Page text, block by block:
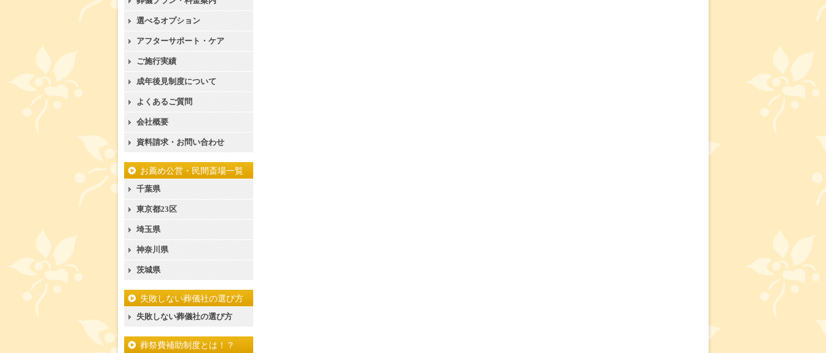
選べるオプション
アフターサポート・ケア
ご施行実績
成年後見制度について
よくあるご質問
会社概要
資料請求・お問い合わせ
お薦め公営・民間斎場一覧
千葉県
東京都23区
埼玉県
神奈川県
茨城県
失敗しない葬儀社の選び方
失敗しない葬儀社の選び方
葬祭費補助制度とは！？